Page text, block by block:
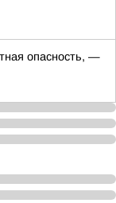
опасность, —